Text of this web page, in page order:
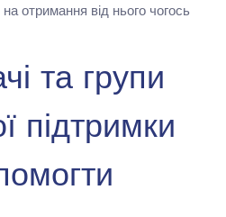
отримання від нього чогось
та групи
підтримки